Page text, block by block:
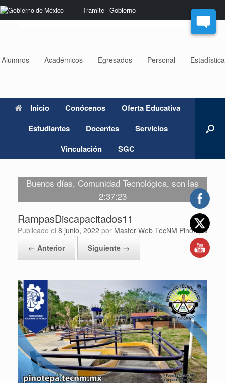
Nota:
este
sistema
Tramite Gobierno
Saltar
al
Alumnos Académicos Egresados Personal
Inicio Conócenos
Oferta Educativa
Estudiantes
Docentes
Servicios
Vinculación
SGC
Buenos días, Comunidad Tecnológica, son las
2:37:23
RampasDiscapacitados11
Publicado el 8 junio, 2022 por Master Web TecNM Pinotepa
← Anterior
Siguiente →